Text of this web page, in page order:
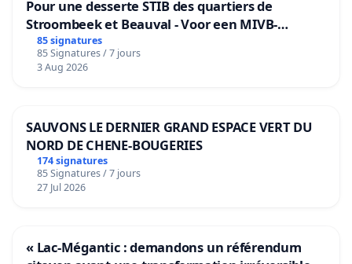
Pour une desserte STIB des quartiers de
Stroombeek et Beauval - Voor een MIVB-
bediening van de wijken Strombeek en Het
Voor
85 signatures
85 Signatures / 7 jours
3 Aug 2026
SAUVONS LE DERNIER GRAND ESPACE VERT DU
NORD DE CHENE-BOUGERIES
174 signatures
85 Signatures / 7 jours
27 Jul 2026
« Lac-Mégantic : demandons un référendum